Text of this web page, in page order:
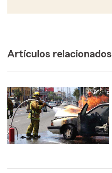
Artículos relacionados